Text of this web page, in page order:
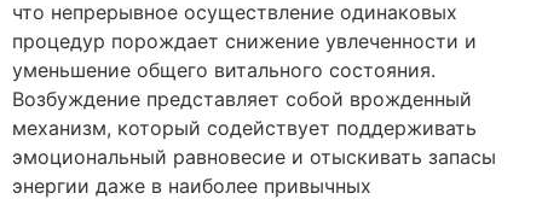
что непрерывное осуществление одинаковых
процедур порождает снижение увлеченности и
уменьшение общего витального состояния.
Возбуждение представляет собой врожденный
механизм, который содействует поддерживать
эмоциональный равновесие и отыскивать запасы
энергии даже в наиболее привычных